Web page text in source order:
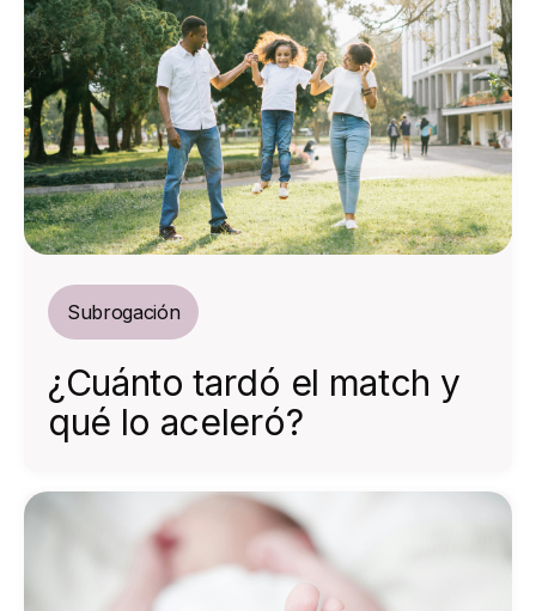
Subrogación
¿Cuánto tardó el match y
qué lo aceleró?